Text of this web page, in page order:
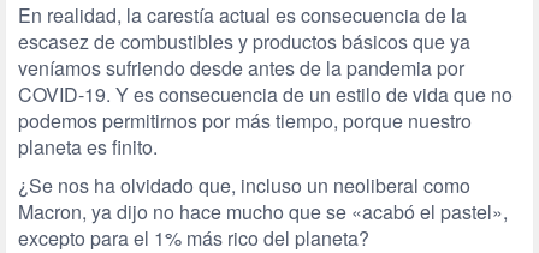
En realidad, la carestía actual es consecuencia de la
escasez de combustibles y productos básicos que ya
veníamos sufriendo desde antes de la pandemia por
COVID-19. Y es consecuencia de un estilo de vida que no
podemos permitirnos por más tiempo, porque nuestro
planeta es finito.
¿Se nos ha olvidado que, incluso un neoliberal como
Macron, ya dijo no hace mucho que se «acabó el pastel»,
excepto para el 1% más rico del planeta?